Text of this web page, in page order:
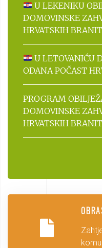
U LEKENIKU
DOMOVINSKE
HRVATSKIH
U LETOVANIĆU
ODANA POČAST
PROGRAM
DOMOVINSKE
HRVATSKIH